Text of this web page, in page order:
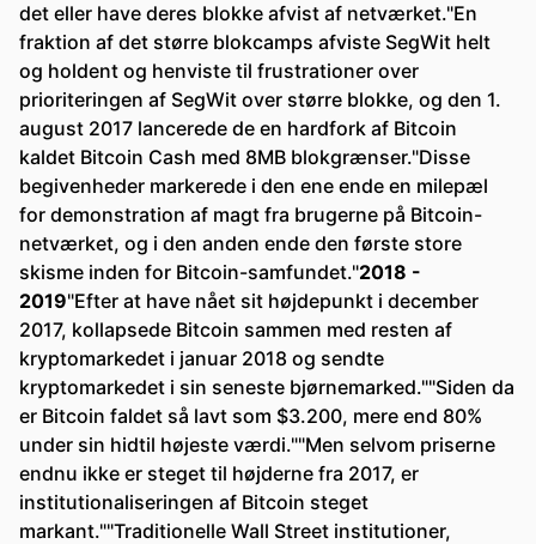
det eller have deres blokke afvist af netværket."En
fraktion af det større blokcamps afviste SegWit helt
og holdent og henviste til frustrationer over
prioriteringen af SegWit over større blokke, og den 1.
august 2017 lancerede de en hardfork af Bitcoin
kaldet Bitcoin Cash med 8MB blokgrænser."Disse
begivenheder markerede i den ene ende en milepæl
for demonstration af magt fra brugerne på Bitcoin-
netværket, og i den anden ende den første store
skisme inden for Bitcoin-samfundet."2018 -
2019"Efter at have nået sit højdepunkt i december
2017, kollapsede Bitcoin sammen med resten af
kryptomarkedet i januar 2018 og sendte
kryptomarkedet i sin seneste bjørnemarked.""Siden da
er Bitcoin faldet så lavt som $3.200, mere end 80%
under sin hidtil højeste værdi.""Men selvom priserne
endnu ikke er steget til højderne fra 2017, er
institutionaliseringen af Bitcoin steget
markant.""Traditionelle Wall Street institutioner,